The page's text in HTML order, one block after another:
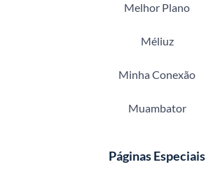
Melhor Plano
Méliuz
Minha Conexão
Muambator
Páginas Especiais